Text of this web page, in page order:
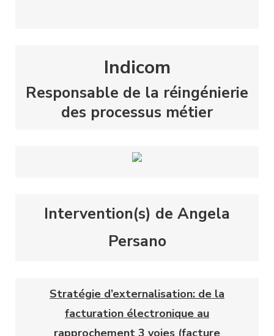
Indicom
Responsable de la réingénierie
des processus métier
Intervention(s) de Angela
Persano
Stratégie d’externalisation: de la
facturation électronique au
rapprochement 3 voies (facture